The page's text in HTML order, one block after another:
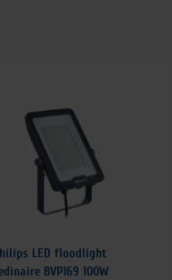
LED floodlight
BVP169 100W